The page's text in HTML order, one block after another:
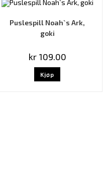
Puslespill Noah`s Ark,
goki
kr109.00
Kjøp